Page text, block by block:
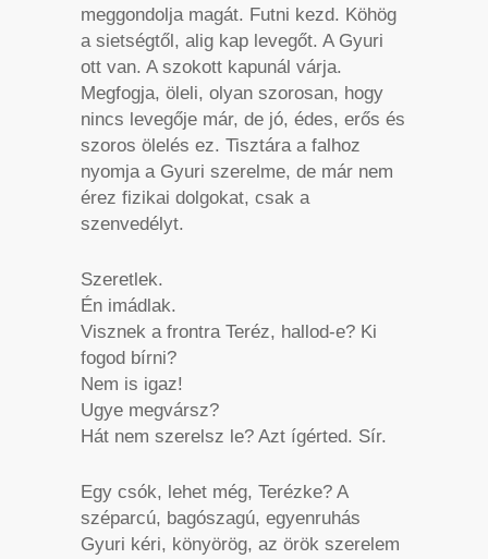
meggondolja magát. Futni kezd. Köhög
a sietségtől, alig kap levegőt. A Gyuri
ott van. A szokott kapunál várja.
Megfogja, öleli, olyan szorosan, hogy
nincs levegője már, de jó, édes, erős és
szoros ölelés ez. Tisztára a falhoz
nyomja a Gyuri szerelme, de már nem
érez fizikai dolgokat, csak a
szenvedélyt.
Szeretlek.
Én imádlak.
Visznek a frontra Teréz, hallod-e? Ki
fogod bírni?
Nem is igaz!
Ugye megvársz?
Hát nem szerelsz le? Azt ígérted. Sír.
Egy csók, lehet még, Terézke? A
széparcú, bagószagú, egyenruhás
Gyuri kéri, könyörög, az örök szerelem